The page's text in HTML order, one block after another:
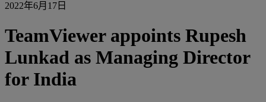
2022年6月17日
TeamViewer appoints Rupesh
Lunkad as Managing Director
for India